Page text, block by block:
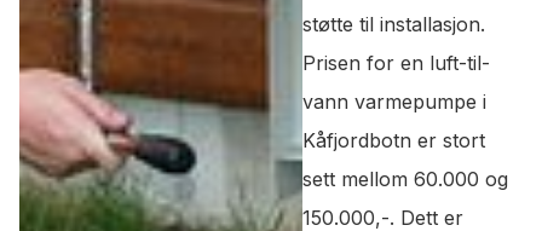
støtte til installasjon.
Prisen for en luft-til-
vann varmepumpe i
Kåfjordbotn er stort
sett mellom 60.000 og
150.000,-. Dett er